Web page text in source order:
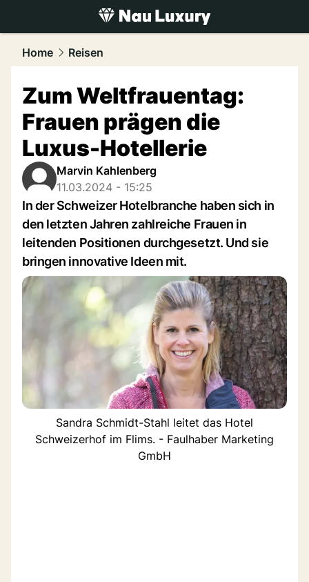
luxury.NAU.ch
Home Reisen
Zum Weltfrauentag:
Frauen prägen die
Luxus-Hotellerie
Marvin Kahlenberg
11.03.2024 - 15:25
In der Schweizer Hotelbranche haben sich in
den letzten Jahren zahlreiche Frauen in
leitenden Positionen durchgesetzt. Und sie
bringen innovative Ideen mit.
Sandra Schmidt-Stahl leitet das Hotel
Schweizerhof im Flims. - Faulhaber Marketing
GmbH